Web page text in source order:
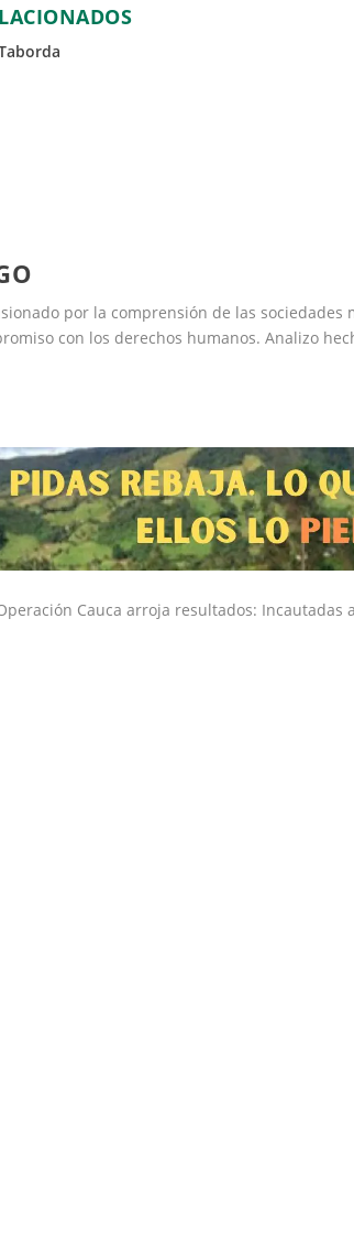
por la comprensión de las
con los derechos humanos. Analizo
Cauca arroja resultados: Incautadas